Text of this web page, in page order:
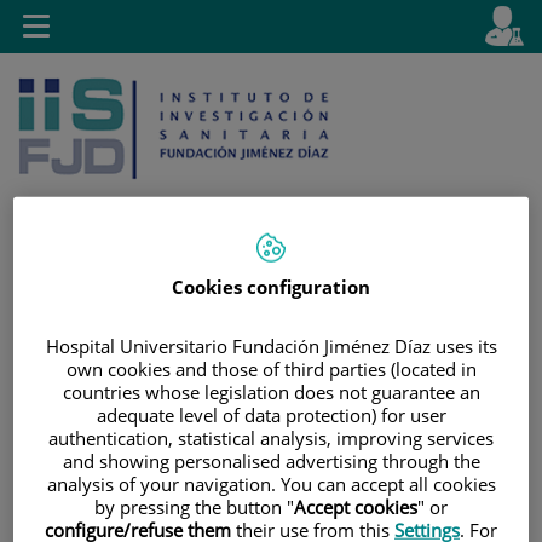
Jump to content
content
Active
en
Toggle
navigation
Cookies configuration
Hospital Universitario Fundación Jiménez Díaz uses its
own cookies and those of third parties (located in
countries whose legislation does not guarantee an
adequate level of data protection) for user
authentication, statistical analysis, improving services
and showing personalised advertising through the
analysis of your navigation. You can accept all cookies
by pressing the button "Accept cookies" or
configure/refuse them their use from this Settings. For